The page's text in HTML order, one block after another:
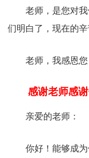
老师，是您对
们明白了，现在的
老师，我感恩您
感谢老师感谢
亲爱的老师：
你好！能够成